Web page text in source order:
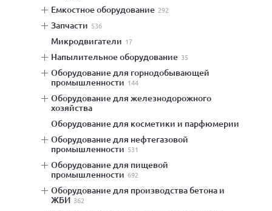
емкостное оборудование 292
запчасти 536
микродвигатели 17
напылительное оборудование 35
оборудование для горнодобывающей
промышленности 144
оборудование для железнодорожного
хозяйства
оборудование для косметики и парфюмерии
оборудование для нефтегазовой
промышленности 531
оборудование для пищевой
промышленности 692
оборудование для производства бетона и
ЖБИ 362